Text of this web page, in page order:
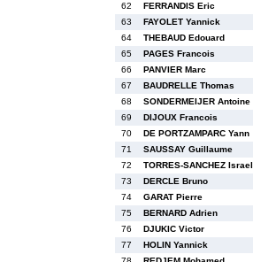
62
FERRANDIS Eric
63
FAYOLET Yannick
64
THEBAUD Edouard
65
PAGES Francois
66
PANVIER Marc
67
BAUDRELLE Thomas
68
SONDERMEIJER Antoine
69
DIJOUX Francois
70
DE PORTZAMPARC Yann
71
SAUSSAY Guillaume
72
TORRES-SANCHEZ Israel
73
DERCLE Bruno
74
GARAT Pierre
75
BERNARD Adrien
76
DJUKIC Victor
77
HOLIN Yannick